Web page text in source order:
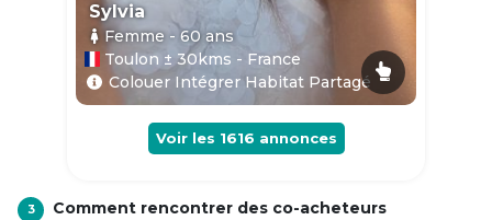
Sylvia
Femme - 60ans
Toulon ± 30kms - France
Colouer Intégrer Habitat Partagé
Voir les 1616 annonces
3
Comment rencontrer des co-acheteurs